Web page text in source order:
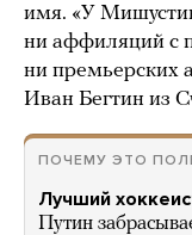
имя. «У
ни аффиляций с
ни премьерских
Иван Бегтин из
ПОЧЕМУ ЭТО
Лучший
Путин